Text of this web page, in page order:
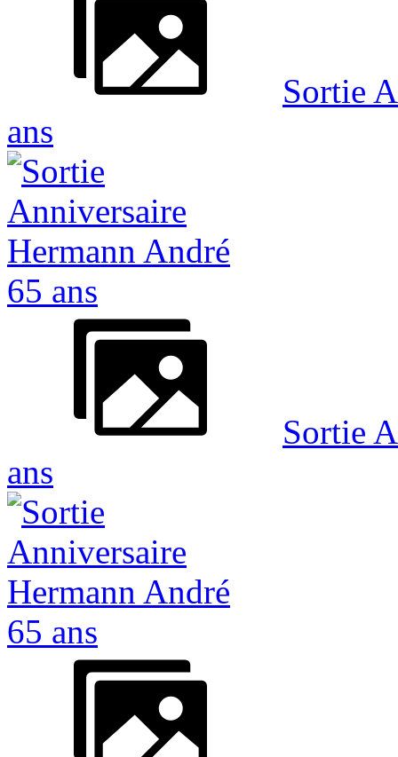
Sortie
ans
Sortie
ans